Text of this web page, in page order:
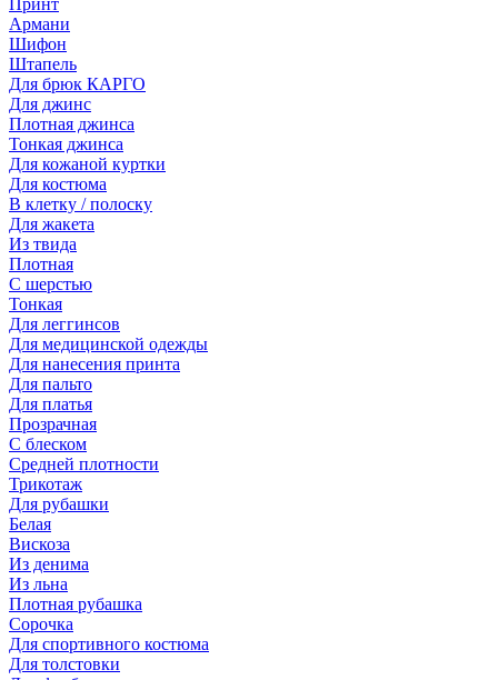
Принт
Армани
Шифон
Штапель
Для брюк КАРГО
Для джинс
Плотная джинса
Тонкая джинса
Для кожаной куртки
Для костюма
В клетку / полоску
Для жакета
Из твида
Плотная
С шерстью
Тонкая
Для леггинсов
Для медицинской одежды
Для нанесения принта
Для пальто
Для платья
Прозрачная
С блеском
Средней плотности
Трикотаж
Для рубашки
Белая
Вискоза
Из денима
Из льна
Плотная рубашка
Сорочка
Для спортивного костюма
Для толстовки